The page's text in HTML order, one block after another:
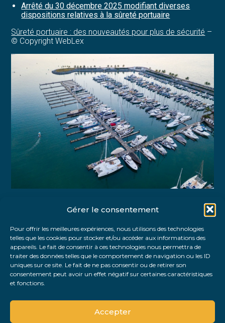
Gérer le consentement
Pour offrir les meilleures expériences, nous utilisons des technologies
telles que les cookies pour stocker et/ou accéder aux informations des
appareils. Le fait de consentir à ces technologies nous permettra de
traiter des données telles que le comportement de navigation ou les ID
uniques sur ce site. Le fait de ne pas consentir ou de retirer son
consentement peut avoir un effet négatif sur certaines caractéristiques
et fonctions.
Accepter
Arrêté du 30 décembre 2025 modifiant diverses
dispositions relatives à la sûreté portuaire
Sûreté portuaire : des nouveautés pour plus de sécurité –
© Copyright WebLex
FaceBook
TwitterLinkedIn